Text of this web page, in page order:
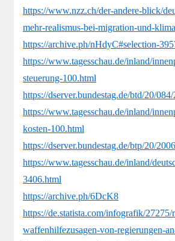
https://www.nzz.ch/der-andere-blick/
mehr-realismus-bei-migration-und-
https://archive.ph/nHdyC#selection-
https://www.tagesschau.de/inland/
steuerung-100.html
https://dserver.bundestag.de/btd/20/
https://www.tagesschau.de/inland/
kosten-100.html
https://dserver.bundestag.de/btp/20/
https://www.tagesschau.de/inland/
3406.html
https://archive.ph/6DcK8
https://de.statista.com/infografik/27275/
waffenhilfezusagen-von-regierungen-